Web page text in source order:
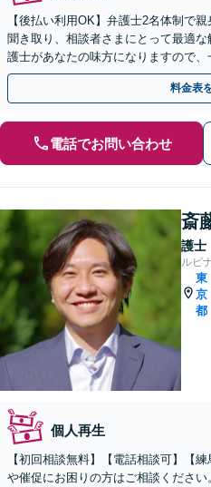
【後払い利用OK】弁護士2名体制で
聞き取り、相談者さまにとって最適
護士があなたの味方になりますので
【夜間相談可｜Web面談可】
料金表
電話でお問い合わせ
斎
護士
ルピ
東
京
都
個人再生
【初回相談無料】【電話相談可】【
や催促にお困りの方はご相談くださ